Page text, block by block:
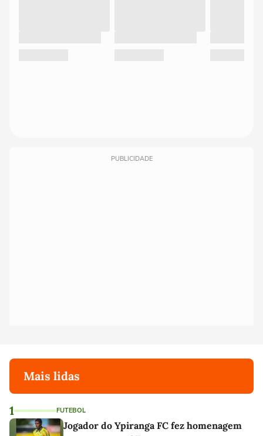
PUBLICIDADE
Mais lidas
1 FUTEBOL
Jogador do Ypiranga FC fez homenagem